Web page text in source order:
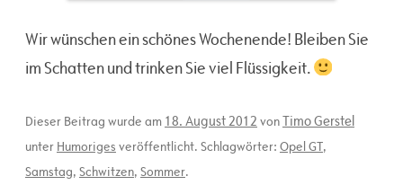
Wir wünschen ein schönes Wochenende! Bleiben Sie
im Schatten und trinken Sie viel Flüssigkeit.
Dieser Beitrag wurde am 18. August 2012 vonTimo Gerstel
unter Humoriges veröffentlicht. Schlagwörter: Opel GT,
Samstag, Schwitzen, Sommer.